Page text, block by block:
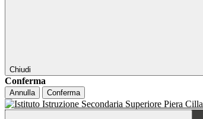
Chiudi
Conferma
Annulla Conferma